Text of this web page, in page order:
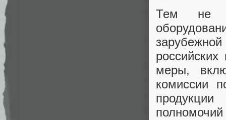
Тем не
меры,
комиссии